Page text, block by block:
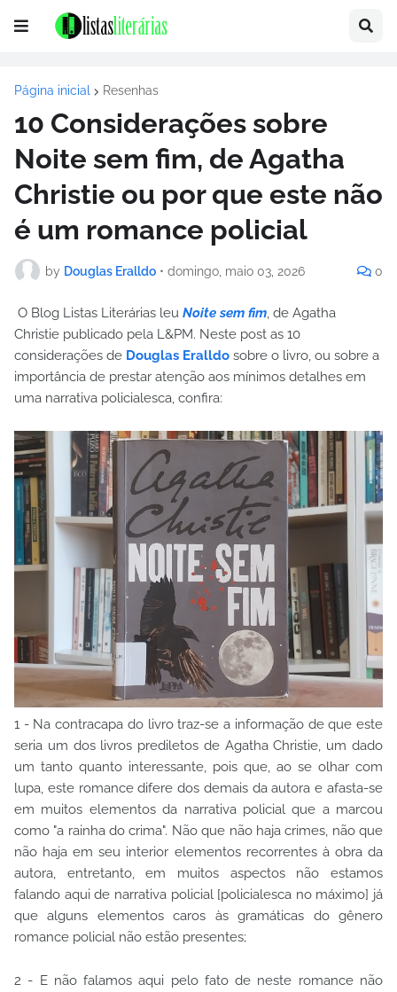
Página inicial Resenhas
10 Considerações sobre
Noite sem fim, de Agatha
Christie ou por que este não
é um romance policial
by Douglas Eralldo • domingo, maio 03, 2026 0
O Blog Listas Literárias leu Noite sem fim, de Agatha
Christie publicado pela L&PM. Neste post as 10
considerações de Douglas Eralldo sobre o livro, ou sobre a
importância de prestar atenção aos mínimos detalhes em
uma narrativa policialesca, confira:
1 - Na contracapa do livro traz-se a informação de que este
seria um dos livros prediletos de Agatha Christie, um dado
um tanto quanto interessante, pois que, ao se olhar com
lupa, este romance difere dos demais da autora e afasta-se
em muitos elementos da narrativa policial que a marcou
como "a rainha do crima". Não que não haja crimes, não que
não haja em seu interior elementos recorrentes à obra da
autora, entretanto, em muitos aspectos não estamos
falando aqui de narrativa policial [policialesca no máximo] já
que alguns elementos caros às gramáticas do gênero
romance policial não estão presentes;
2 - E não falamos aqui pelo fato de neste romance não